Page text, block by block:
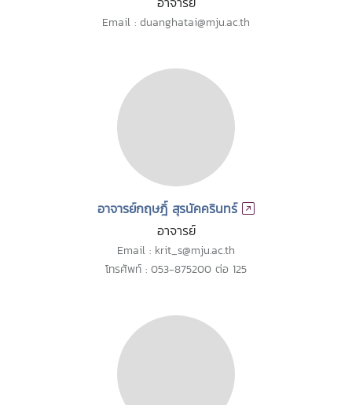
Email : duanghatai@mju.ac.th
อาจารย์กฤษฎิ์ สุรนัคครินทร์
อาจารย์
Email : krit_s@mju.ac.th
โทรศัพท์ : 053-875200 ต่อ 125